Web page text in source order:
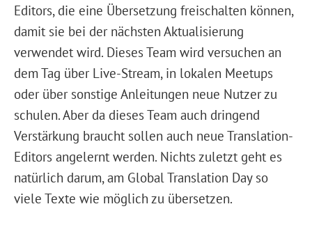
Editors, die eine Übersetzung freischalten können,
damit sie bei der nächsten Aktualisierung
verwendet wird. Dieses Team wird versuchen an
dem Tag über Live-Stream, in lokalen Meetups
oder über sonstige Anleitungen neue Nutzer zu
schulen. Aber da dieses Team auch dringend
Verstärkung braucht sollen auch neue Translation-
Editors angelernt werden. Nichts zuletzt geht es
natürlich darum, am Global Translation Day so
viele Texte wie möglich zu übersetzen.